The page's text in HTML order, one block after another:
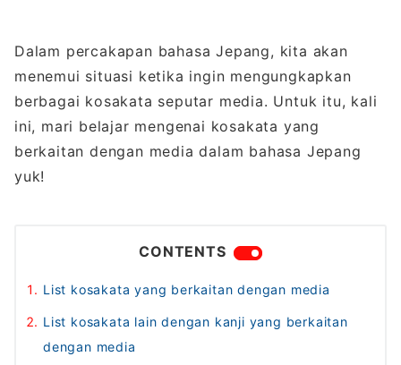
Dalam percakapan bahasa Jepang, kita akan
menemui situasi ketika ingin mengungkapkan
berbagai kosakata seputar media. Untuk itu, kali
ini, mari belajar mengenai kosakata yang
berkaitan dengan media dalam bahasa Jepang
yuk!
CONTENTS
List kosakata yang berkaitan dengan media
List kosakata lain dengan kanji yang berkaitan
dengan media